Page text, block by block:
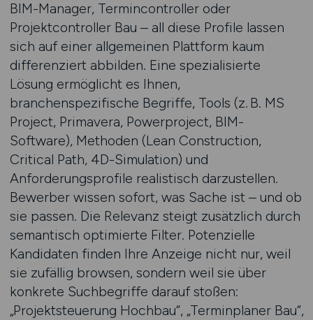
BIM-Manager, Termincontroller oder
Projektcontroller Bau – all diese Profile lassen
sich auf einer allgemeinen Plattform kaum
differenziert abbilden. Eine spezialisierte
Lösung ermöglicht es Ihnen,
branchenspezifische Begriffe, Tools (z. B. MS
Project, Primavera, Powerproject, BIM-
Software), Methoden (Lean Construction,
Critical Path, 4D-Simulation) und
Anforderungsprofile realistisch darzustellen.
Bewerber wissen sofort, was Sache ist – und ob
sie passen. Die Relevanz steigt zusätzlich durch
semantisch optimierte Filter. Potenzielle
Kandidaten finden Ihre Anzeige nicht nur, weil
sie zufällig browsen, sondern weil sie über
konkrete Suchbegriffe darauf stoßen:
„Projektsteuerung Hochbau“, „Terminplaner Bau“,